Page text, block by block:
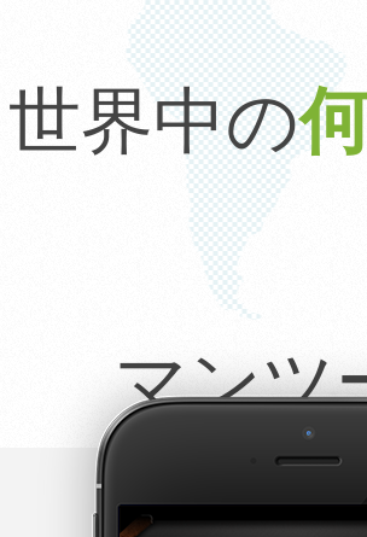
世界中の
マンツ